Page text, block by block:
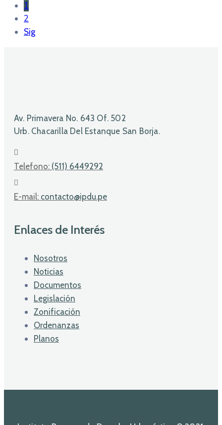
1
2
Sig
Av. Primavera No. 643 Of. 502
Urb. Chacarilla Del Estanque San Borja.
Telefono: (511) 6449292
E-mail: contacto@ipdu.pe
Enlaces de Interés
Nosotros
Noticias
Documentos
Legislación
Zonificación
Ordenanzas
Planos